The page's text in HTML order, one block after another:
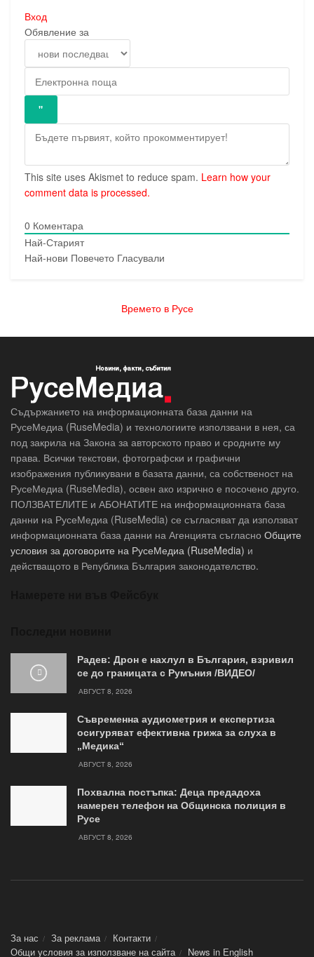
Вход
Обявление за
This site uses Akismet to reduce spam. Learn how your
comment data is processed.
0 Коментара
Най-Старият
Най-нови Повечето Гласували
Времето в Русе
Съдържанието на информационната база данни на
РусеМедиа (RuseMedia) и технологиите използвани в нея, са
под закрила на Закона за авторското право и сродните му
права. Всички текстови, фотографски и графични
изображения публикувани в базата данни, са собственост на
РусеМедиа (RuseMedia), освен ако изрично е посочено друго.
ПОЛЗВАТЕЛИТЕ и АБОНАТИТЕ на информационната база
данни на РусеМедиа (RuseMedia) се съгласяват да използват
информационната база данни на Агенцията съгласно Общите
условия за договорите на РусеМедиа (RuseMedia) и
действащото в Република България законодателство.
Радев: Дрон е нахлул в България, взривил
се до границата с Румъния /ВИДЕО/
АВГУСТ 8, 2026
Съвременна аудиометрия и експертиза
осигуряват ефективна грижа за слуха в
„Медика“
АВГУСТ 8, 2026
Похвална постъпка: Деца предадоха
намерен телефон на Общинска полиция в
Русе
АВГУСТ 8, 2026
За нас За реклама
Контакти
Общи условия за използване на сайта
News in Еnglish